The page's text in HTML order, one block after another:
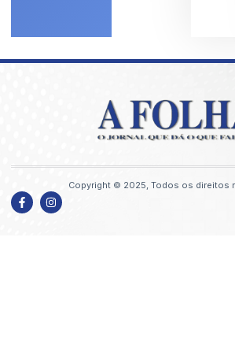
Copyright © 2025, Todos os direitos